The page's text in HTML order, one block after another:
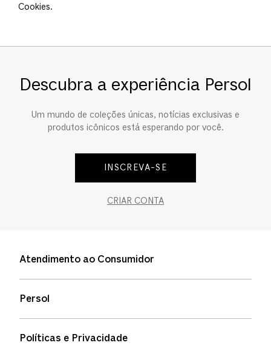
Cookies.
Descubra a experiência Persol
Um mundo de coleções únicas, notícias exclusivas e
produtos icônicos está esperando por você.
INSCREVA-SE
CRIAR CONTA
Atendimento ao Consumidor
Status de pedidos
Persol
Políticas e Privacidade